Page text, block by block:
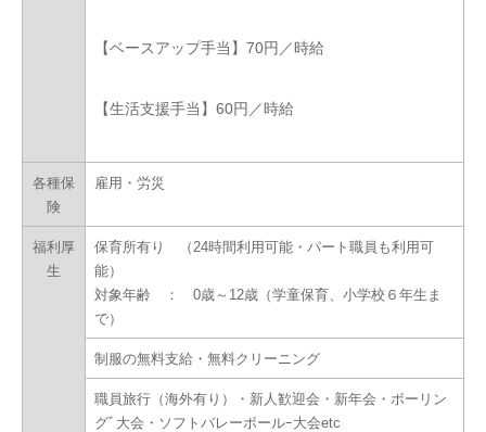
【ベースアップ手当】70円／時給
【生活支援手当】60円／時給
各種保
険
雇用・労災
福利厚
生
保育所有り （24時間利用可能・パート職員も利用可
能）
対象年齢 ： 0歳～12歳（学童保育、小学校６年生ま
で）
制服の無料支給・無料クリーニング
職員旅行（海外有り）・新人歓迎会・新年会・ボーリン
グﾞ大会・ソフトバレーボールｰ大会etc